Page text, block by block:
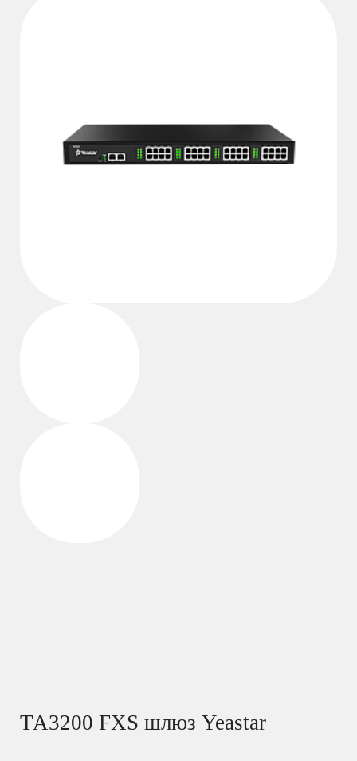
ТА3200 FXS шлюз Yeastar